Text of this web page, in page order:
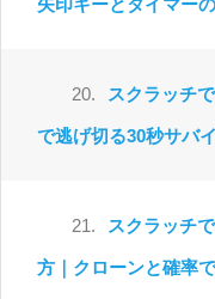
矢印キーとタイマー
20. スクラッチ
で逃げ切る30秒サバ
21. スクラッチ
方｜クローンと確率